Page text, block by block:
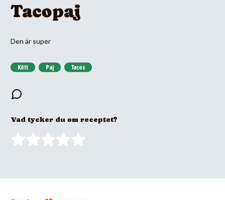
Tacopaj
Den är super
Kött Paj Tacos
Vad tycker du om receptet?